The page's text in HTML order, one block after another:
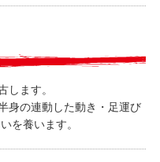
します。
身の連動した動き・足運び
を養います。